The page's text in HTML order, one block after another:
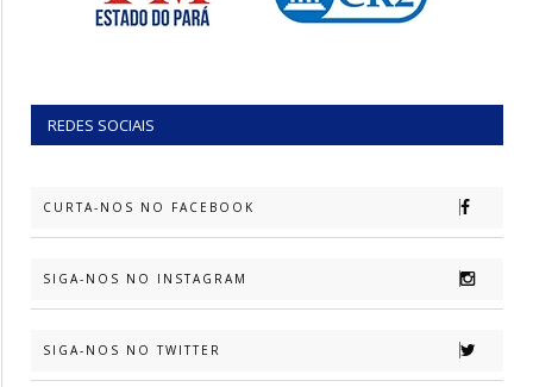
REDES SOCIAIS
CURTA-NOS NO FACEBOOK
SIGA-NOS NO INSTAGRAM
SIGA-NOS NO TWITTER